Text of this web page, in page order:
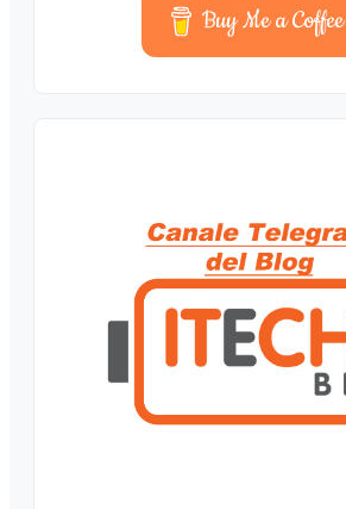
Buy Me a Coffee